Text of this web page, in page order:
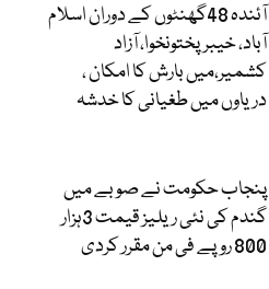
آئندہ 48گھنٹوں کے دوران اسلام
آباد، خیبرپختونخوا، آزاد
کشمیر،میں بارش کا امکان ،
دریاوں میں طغیانی کا خدشہ
پنجاب حکومت نے صوبے میں
گندم کی نئی ریلیز قیمت 3ہزار
800 روپے فی من مقرر کردی